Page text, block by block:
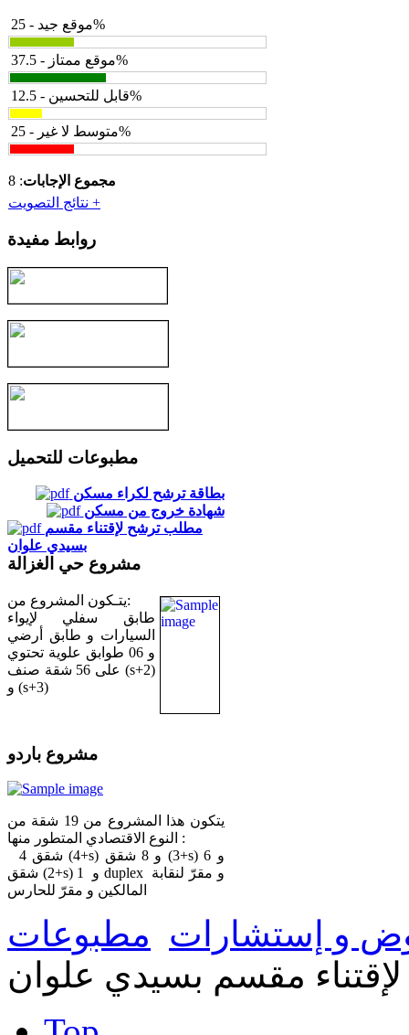
موقع جيد - 25%
موقع ممتاز - 37.5%
قابل للتحسين - 12.5%
متوسط لا غير - 25%
مجموع الإجابات: 8
نتائج التصويت +
روابط مفيدة
مطبوعات للتحميل
بطاقة ترشح لكراء مسكن
شهادة خروج من مسكن
مطلب ترشح لإقتناء مقسم
بسيدي علوان
مشروع حي الغزالة
يتـكون المشروع من:
طابق سفلي لإيواء
السيارات و طابق أرضي
و 06 طوابق علوية تحتوي
على 56 شقة صنف (s+2)
و (s+3)
مشروع باردو
يتكون هذا المشروع من 19 شقة من
النوع الاقتصادي المتطور منها :
4 شقق (4+s) و 8 شقق (3+s) و 6
شقق (2+s) و 1 duplex و مقرّ لنقابة
المالكين و مقرّ للحارس
و إستشارات مطبوعات
مقسم بسيدي علوان